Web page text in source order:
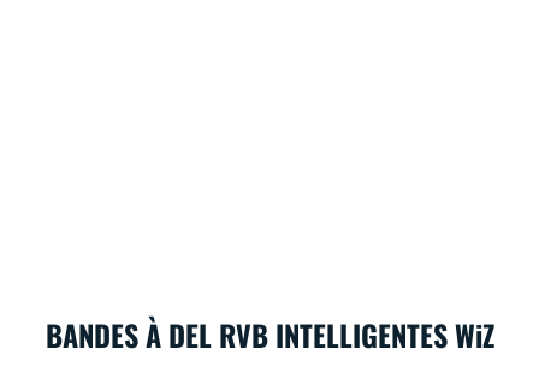
BANDES À DEL RVB INTELLIGENTES WiZ